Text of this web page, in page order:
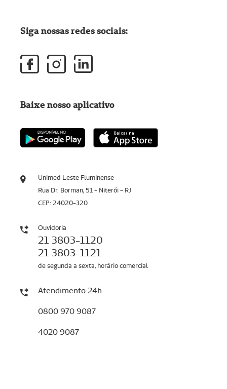
Unimed Leste Fluminense
Rua Dr. Borman, 51 - Niterói - RJ
CEP: 24020-320
Ouvidoria
21 3803-1120
21 3803-1121
de segunda a sexta, horário comercial
Atendimento 24h
0800 970 9087
4020 9087
Siga nossas redes sociais:
Baixe nosso aplicativo